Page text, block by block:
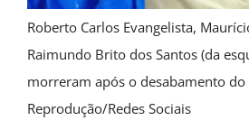
Roberto Carlos Evangelista,
Raimundo Brito dos Santos (da
morreram após o desabamento
Reprodução/Redes Sociais